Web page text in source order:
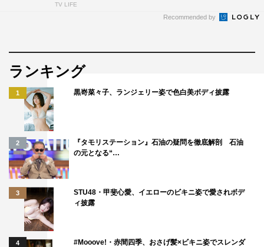
TV LIFE
Recommended by
ランキング
1 黒嵜菜々子、ランジェリー姿で色白美ボディ披露
2
『タモリステーション』石油の疑問を徹底解剖 石油
の元となる“…
3
STU48・甲斐心愛、イエローのビキニ姿で愛されボデ
ィ披露
4 #Mooove!・赤間四季、おさげ髪×ビキニ姿でスレンダ